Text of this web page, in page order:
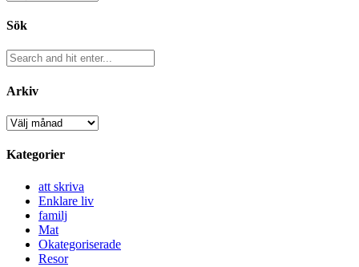
Sök
Arkiv
Arkiv
Kategorier
att skriva
Enklare liv
familj
Mat
Okategoriserade
Resor